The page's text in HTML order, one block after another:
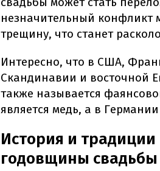
незначительный конфликт
трещину, что станет
Интересно, что в США,
Скандинавии и восточной
также называется
является медь, а в
История и
годовщины свадьбы